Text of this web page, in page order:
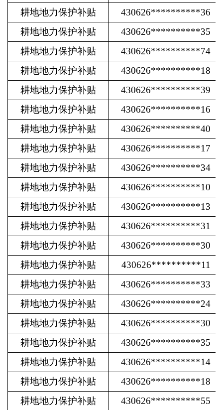
耕地地力保护补贴
430626**********36
耕地地力保护补贴
430626**********35
耕地地力保护补贴
430626**********74
耕地地力保护补贴
430626**********18
耕地地力保护补贴
430626**********39
耕地地力保护补贴
430626**********16
耕地地力保护补贴
430626**********40
耕地地力保护补贴
430626**********17
耕地地力保护补贴
430626**********34
耕地地力保护补贴
430626**********10
耕地地力保护补贴
430626**********13
耕地地力保护补贴
430626**********31
耕地地力保护补贴
430626**********30
耕地地力保护补贴
430626**********11
耕地地力保护补贴
430626**********33
耕地地力保护补贴
430626**********24
耕地地力保护补贴
430626**********30
耕地地力保护补贴
430626**********35
耕地地力保护补贴
430626**********14
耕地地力保护补贴
430626**********18
耕地地力保护补贴
430626**********55